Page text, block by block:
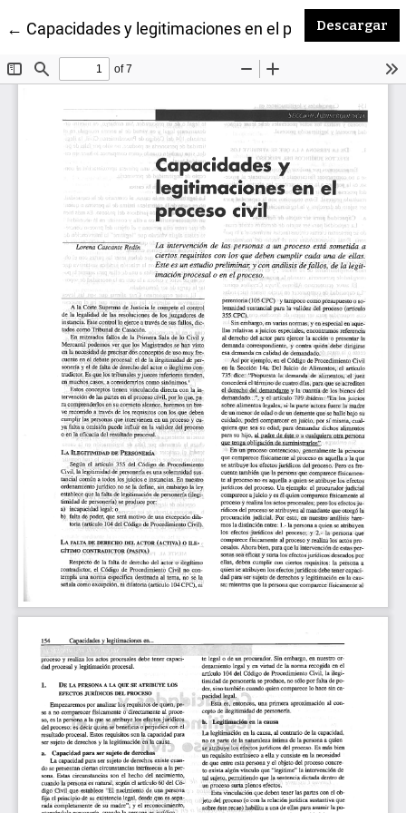
← Volver a los detalles del artículo
Capacidades y legitimaciones en el proceso civil
Descargar